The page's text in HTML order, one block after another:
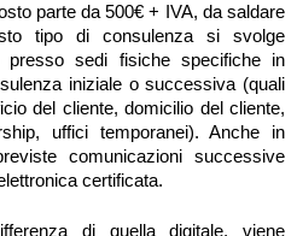
parte da 500€ + IVA, da saldare
tipo di consulenza si svolge
presso sedi fisiche specifiche in
iniziale o successiva (quali
del cliente, domicilio del cliente,
uffici temporanei). Anche in
comunicazioni successive
certificata.
di quella digitale, viene